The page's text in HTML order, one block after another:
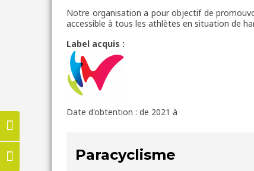
Passer en contraste élevé
Changer la taille de la police
Notre organisation a pour objectif de
accessible à tous les athlètes en situation de
Label acquis :
Date d'obtention : de 2021 à
Paracyclisme